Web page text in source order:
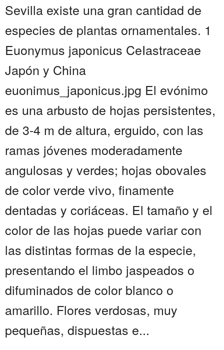
Sevilla existe una gran cantidad de
especies de plantas ornamentales. 1
Euonymus japonicus CeIastraceae
Japón y China
euonimus_japonicus.jpg El evónimo
es una arbusto de hojas persistentes,
de 3-4 m de altura, erguido, con las
ramas jóvenes moderadamente
angulosas y verdes; hojas obovales
de color verde vivo, finamente
dentadas y coriáceas. El tamaño y el
color de las hojas puede variar con
las distintas formas de la especie,
presentando el limbo jaspeados o
difuminados de color blanco o
amarillo. Flores verdosas, muy
pequeñas, dispuestas e...